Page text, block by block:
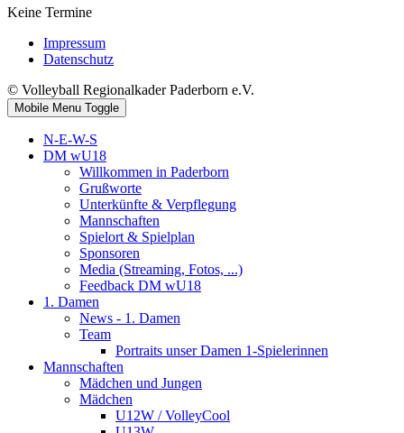
Keine Termine
Impressum
Datenschutz
© Volleyball Regionalkader Paderborn e.V.
Mobile Menu Toggle
N-E-W-S
DM wU18
Willkommen in Paderborn
Grußworte
Unterkünfte & Verpflegung
Mannschaften
Spielort & Spielplan
Sponsoren
Media (Streaming, Fotos, ...)
Feedback DM wU18
1. Damen
News - 1. Damen
Team
Portraits unser Damen 1-Spielerinnen
Mannschaften
Mädchen und Jungen
Mädchen
U12W / VolleyCool